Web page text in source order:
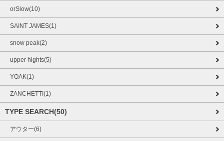
orSlow(10)
SAINT JAMES(1)
snow peak(2)
upper hights(5)
YOAK(1)
ZANCHETTI(1)
TYPE SEARCH(50)
アウター(6)